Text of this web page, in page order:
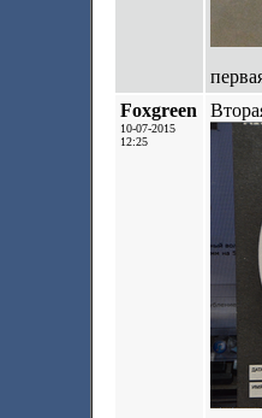
Foxgreen
10-07-2015
12:25